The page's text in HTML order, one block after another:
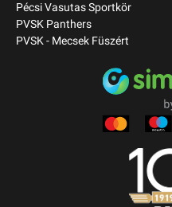
Pécsi Vasutas Sportkör
PVSK Panthers
PVSK - Mecsek Füszért